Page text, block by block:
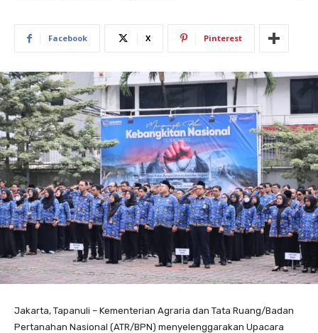
Facebook X Pinterest
Jakarta, Tapanuli – Kementerian Agraria dan Tata Ruang/Badan
Pertanahan Nasional (ATR/BPN) menyelenggarakan Upacara